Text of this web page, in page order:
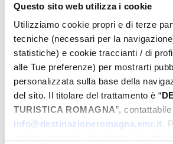
Questo sito web utilizza i cookie
Utilizziamo cookie propri e di terze
tecniche (necessari per la
statistiche) e cookie traccianti / di
alle Tue preferenze) per mostrarti
personalizzata sulla base della
del sito. Il titolare del trattamento è “
TURISTICA ROMAGNA”,
info@destinazioneromagna.emr.it.